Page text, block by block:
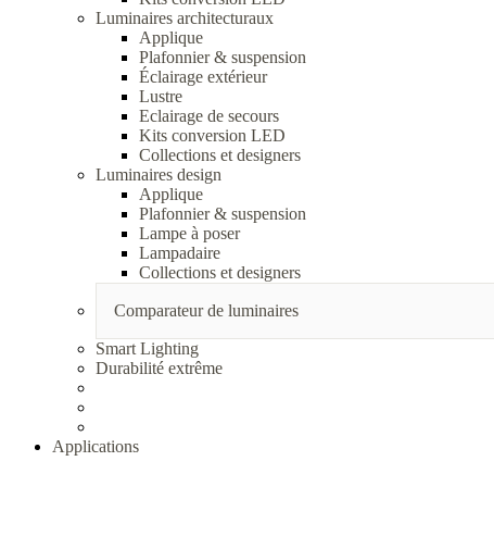
Luminaires architecturaux
Applique
Plafonnier & suspension
Éclairage extérieur
Lustre
Eclairage de secours
Kits conversion LED
Collections et designers
Luminaires design
Applique
Plafonnier & suspension
Lampe à poser
Lampadaire
Collections et designers
Comparateur de luminaires
Smart Lighting
Durabilité extrême
Applications